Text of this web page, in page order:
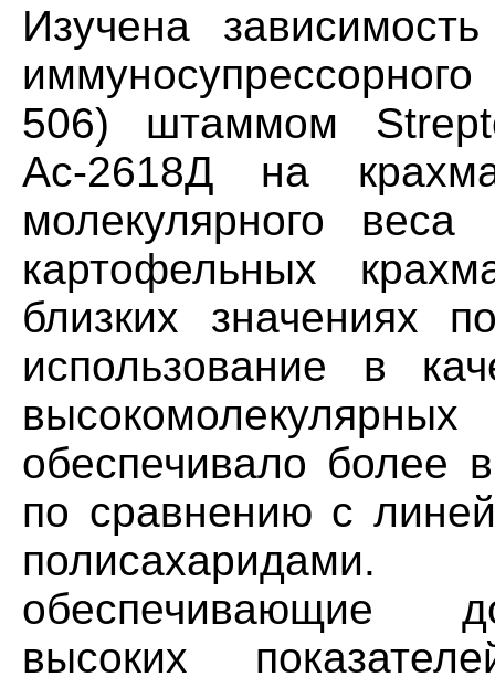
Изучена
506) штаммом
Ас-2618Д на
молекулярного
картофельных
близких значениях
использование в
обеспечивало более
по сравнению с
обеспечивающие
высоких